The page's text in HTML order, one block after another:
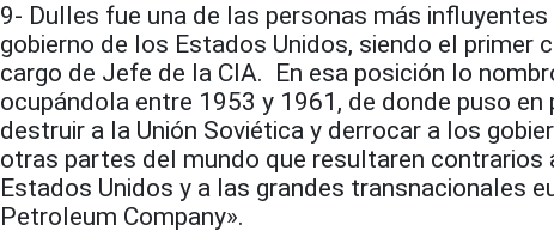
9- Dulles fue una de las personas más
gobierno de los Estados Unidos, siendo el primer
cargo de Jefe de la CIA. En esa posición lo
ocupándola entre 1953 y 1961, de donde puso
destruir a la Unión Soviética y derrocar a los
otras partes del mundo que resultaren contrarios
Estados Unidos y a las grandes transnacionales
Petroleum Company».